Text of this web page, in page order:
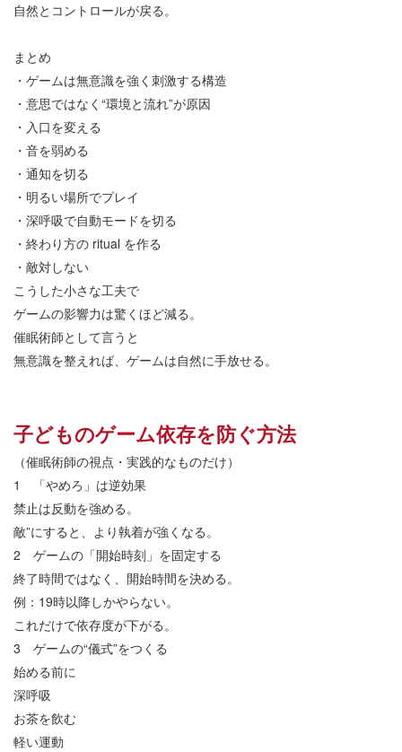
自然とコントロールが戻る。
まとめ
・ゲームは無意識を強く刺激する構造
・意思ではなく “環境と流れ”が原因
・入口を変える
・音を弱める
・通知を切る
・明るい場所でプレイ
・深呼吸で自動モードを切る
・終わり方の ritual を作る
・敵対しない
こうした小さな工夫で
ゲームの影響力は驚くほど減る。
催眠術師として言うと
無意識を整えれば、ゲームは自然に手放せる。
子どものゲーム依存を防ぐ方法
（催眠術師の視点・実践的なものだけ）
1
「やめろ」は逆効果
禁止は反動を強める。
敵”にすると、より執着が強くなる。
2 ゲームの「開始時刻」を固定する
終了時間ではなく、開始時間を決める。
例： 19時以降しかやらない。
これだけで依存度が下がる。
3 ゲームの“儀式”をつくる
始める前に
深呼吸
お茶を飲む
軽い運動